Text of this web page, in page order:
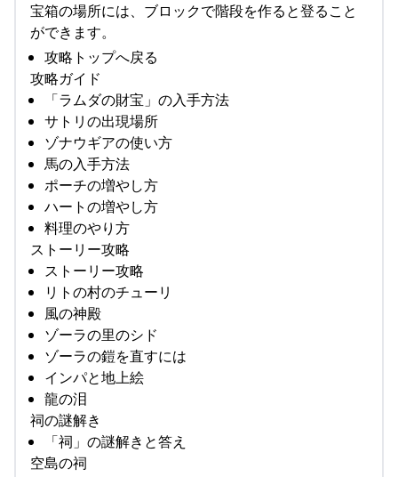
宝箱の場所には、ブロックで階段を作ると登ること
ができます。
攻略トップへ戻る
攻略ガイド
「ラムダの財宝」の入手方法
サトリの出現場所
ゾナウギアの使い方
馬の入手方法
ポーチの増やし方
ハートの増やし方
料理のやり方
ストーリー攻略
ストーリー攻略
リトの村のチューリ
風の神殿
ゾーラの里のシド
ゾーラの鎧を直すには
インパと地上絵
龍の泪
祠の謎解き
「祠」の謎解きと答え
空島の祠